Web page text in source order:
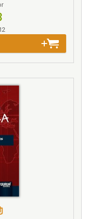
Gomes de Sousa
31 do CNJ e sua
Federal brasileiro.
Público na
de saúde, p. 309
brasileira das
compulsória do
Abreu e Eduardo
olhar da sociologia
e sua vinculação
brasileiro. Camilo
p. 271
de saúde.